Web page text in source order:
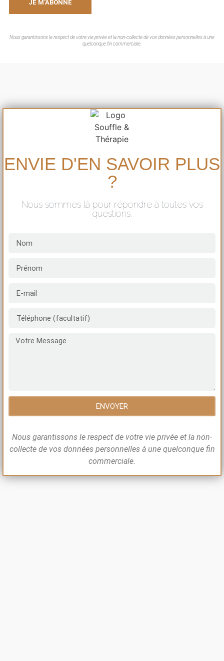
JE M'ABONNE
Nous garantissons le respect de votre vie privée et la non-collecte de vos données personnelles à une
quelconque fin commerciale.
ENVIE D'EN SAVOIR PLUS
?
Nous sommes là pour répondre à toutes vos
questions.
ENVOYER
Nous garantissons le respect de votre vie privée et la non-
collecte de vos données personnelles à une quelconque fin
commerciale.